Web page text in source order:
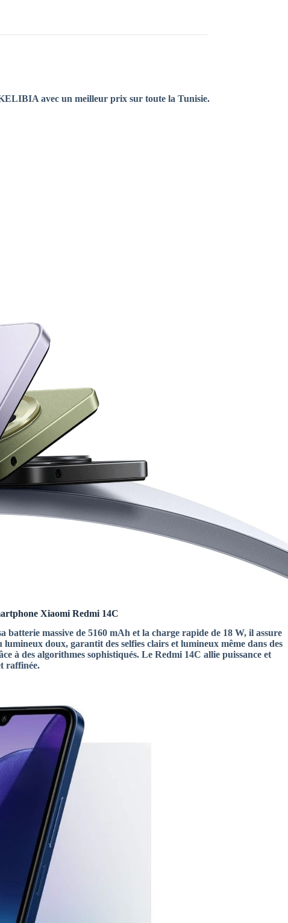
avec un meilleur prix sur toute la Tunisie.
Redmi 14C
batterie massive de 5160 mAh et la charge rapide de 18 W, il assure
doux, garantit des selfies clairs et lumineux même dans des
à des algorithmes sophistiqués. Le Redmi 14C allie puissance et
raffinée.